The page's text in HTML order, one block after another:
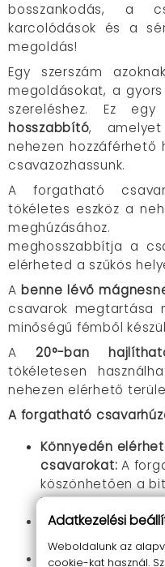
bosszankodás, a
karcolódások és a
megoldás!
Egy szerszám
megoldásokat, a
szereléshez. Ez egy
hosszabbító,
nehezen hozzáférhető
csavazozhassunk.
A forgatható
tökéletes eszköz a
meghosszabbítja a
elérheted a szűkös
A benne lévő
csavarok megtartása
minőségű fémből
A20°-ban
tökéletesen
nehezen elérhető
A forgatható
Könnyedén
csavarokat: A
köszönhetően a
behajtható a
Pontos
csavart, így
Erős mágneses
Adatkezelési
Weboldalunk az
cookie-kat használ.